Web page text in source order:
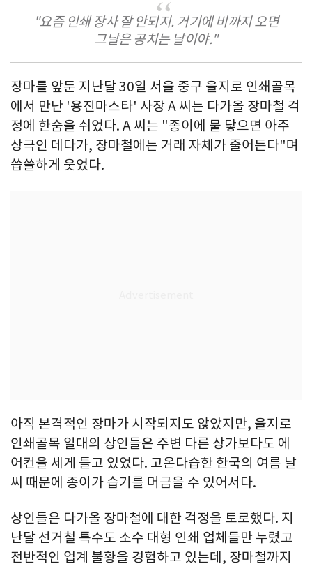
"요즘 인쇄 장사 잘 안되지. 거기에 비까지 오면
그날은 공치는 날이야."
장마를 앞둔 지난달 30일 서울 중구 을지로 인쇄골목
에서 만난 '용진마스타' 사장 A 씨는 다가올 장마철 걱
정에 한숨을 쉬었다. A 씨는 "종이에 물 닿으면 아주
상극인 데다가, 장마철에는 거래 자체가 줄어든다"며
씁쓸하게 웃었다.
아직 본격적인 장마가 시작되지도 않았지만, 을지로
인쇄골목 일대의 상인들은 주변 다른 상가보다도 에
어컨을 세게 틀고 있었다. 고온다습한 한국의 여름 날
씨 때문에 종이가 습기를 머금을 수 있어서다.
상인들은 다가올 장마철에 대한 걱정을 토로했다. 지
난달 선거철 특수도 소수 대형 인쇄 업체들만 누렸고
전반적인 업계 불황을 경험하고 있는데, 장마철까지